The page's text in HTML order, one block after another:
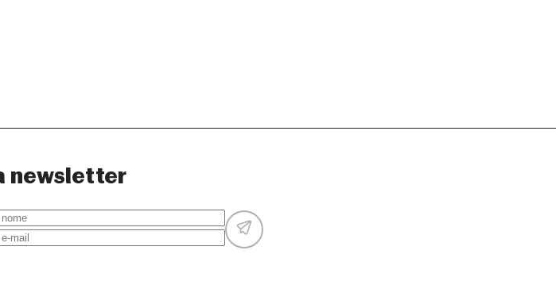
newsletter